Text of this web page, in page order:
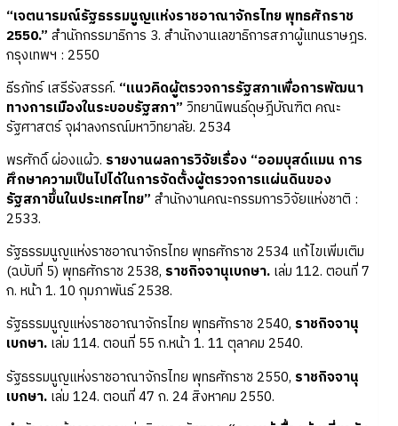
“เจตนารมณ์รัฐธรรมนูญแห่งราชอาณาจักรไทย พุทธศักราช
2550.” สำนักกรรมาธิการ 3. สำนักงานเลขาธิการสภาผู้แทนราษฎร.
กรุงเทพฯ : 2550
ธีรภัทร์ เสรีรังสรรค์. “แนวคิดผู้ตรวจการรัฐสภาเพื่อการพัฒนา
ทางการเมืองในระบอบรัฐสภา” วิทยานิพนธ์ดุษฎีบัณฑิต คณะ
รัฐศาสตร์ จุฬาลงกรณ์มหาวิทยาลัย. 2534
พรศักดิ์ ผ่องแผ้ว. รายงานผลการวิจัยเรื่อง “ออมบุสด์แมน การ
ศึกษาความเป็นไปได้ในการจัดตั้งผู้ตรวจการแผ่นดินของ
รัฐสภาขึ้นในประเทศไทย” สำนักงานคณะกรรมการวิจัยแห่งชาติ :
2533.
รัฐธรรมนูญแห่งราชอาณาจักรไทย พุทธศักราช 2534 แก้ไขเพิ่มเติม
(ฉบับที่ 5) พุทธศักราช 2538, ราชกิจจานุเบกษา.เล่ม 112. ตอนที่ 7
ก. หน้า 1. 10 กุมภาพันธ์ 2538.
รัฐธรรมนูญแห่งราชอาณาจักรไทย พุทธศักราช 2540, ราชกิจจานุ
เบกษา.เล่ม 114. ตอนที่ 55 ก.หน้า 1. 11 ตุลาคม 2540.
รัฐธรรมนูญแห่งราชอาณาจักรไทย พุทธศักราช 2550, ราชกิจจานุ
เบกษา.เล่ม 124. ตอนที่ 47 ก. 24 สิงหาคม 2550.